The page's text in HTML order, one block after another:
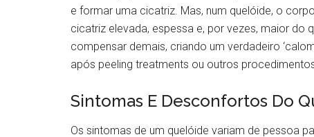
e formar uma cicatriz. Mas, num quelóide, o
cicatriz elevada, espessa e, por vezes, maior do
compensar demais, criando um verdadeiro
após peeling treatments ou outros
Sintomas E Desconfortos Do
Os sintomas de um quelóide variam de pessoa